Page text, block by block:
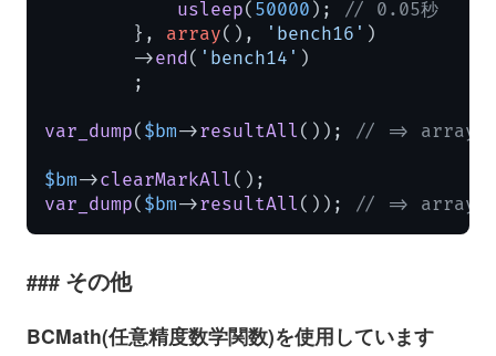
usleep( 50000 ); // 0.05秒
        },
array(), 'bench16' )
        ->
end( 'bench14' )
        ;
var_dump( $bm->resultAll ()); // =>
$bm->clearMarkAll
var_dump( $bm->resultAll ()); // =>
その他
BCMath(任意精度数学関数)を使用しています